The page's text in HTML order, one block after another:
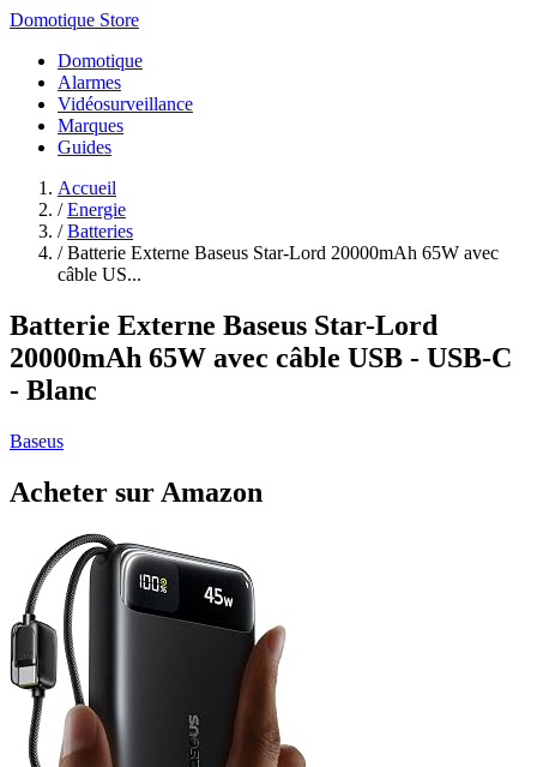
Domotique Store
Domotique
Alarmes
Vidéosurveillance
Marques
Guides
Accueil
/ Energie
/ Batteries
/ Batterie Externe Baseus Star-Lord 20000mAh 65W avec
câble US...
Batterie Externe Baseus Star-Lord
20000mAh 65W avec câble USB - USB-C
- Blanc
Baseus
Acheter sur Amazon